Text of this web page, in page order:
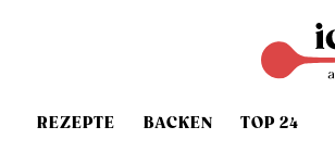
REZEPTE BACKEN TOP 24